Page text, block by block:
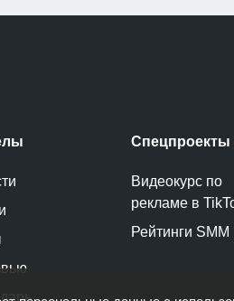
Спецпроекты
Видеокурс по
рекламе в
Рейтинги SMM